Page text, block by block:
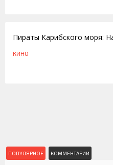
Пираты Карибского моря:
КИНО
ПОПУЛЯРНОЕ КОММЕНТАРИИ